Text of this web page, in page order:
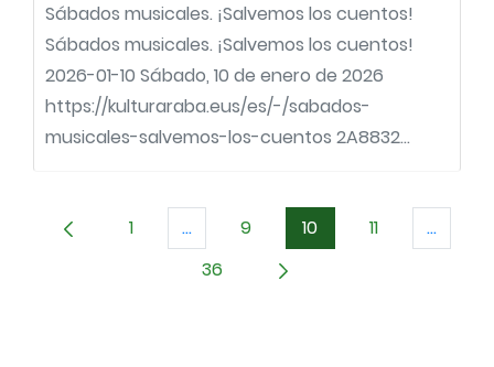
Sábados musicales. ¡Salvemos los cuentos!
Sábados musicales. ¡Salvemos los cuentos!
2026-01-10 Sábado, 10 de enero de 2026
https://kulturaraba.eus/es/-/sabados-
musicales-salvemos-los-cuentos 2A8832...
Página
1 ...Páginas intermedias Use TAB para
Página
9 Página
10 Página
11 ...
Página
36